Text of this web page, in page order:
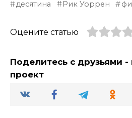
десятина Рик Уоррен
Оцените статью
Поделитесь с друзьями
проект